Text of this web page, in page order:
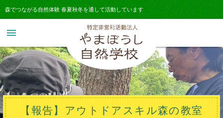
森でつながる自然体験 春夏秋冬を通して活動しています
menu
【報告】アウトドアスキル森の教室